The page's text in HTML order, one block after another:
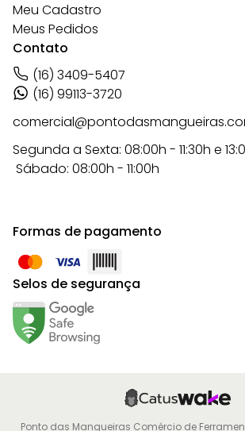
Meu Cadastro
Meus Pedidos
Contato
(16) 3409-5407
(16) 99113-3720
Segunda a Sexta: 08:00h - 11:30h e
Sábado: 08:00h - 11:00h
Formas de pagamento
Selos de segurança
Ponto das Mangueiras Comércio de